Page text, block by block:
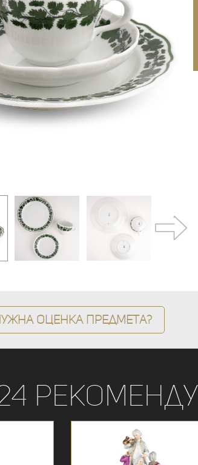
оценка предмета?